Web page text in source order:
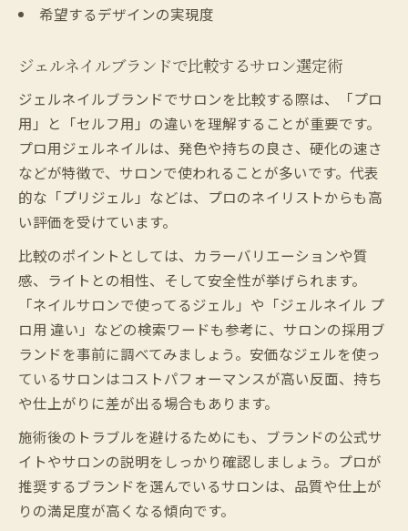
希望するデザインの実現度
ジェルネイルブランドで比較するサロン選定術
ジェルネイルブランドでサロンを比較する際は、「プロ
用」と「セルフ用」の違いを理解することが重要です。
プロ用ジェルネイルは、発色や持ちの良さ、硬化の速さ
などが特徴で、サロンで使われることが多いです。代表
的な「プリジェル」などは、プロのネイリストからも高
い評価を受けています。
比較のポイントとしては、カラーバリエーションや質
感、ライトとの相性、そして安全性が挙げられます。
「ネイルサロンで使ってるジェル」や「ジェルネイル プ
ロ用 違い」などの検索ワードも参考に、サロンの採用ブ
ランドを事前に調べてみましょう。安価なジェルを使っ
ているサロンはコストパフォーマンスが高い反面、持ち
や仕上がりに差が出る場合もあります。
施術後のトラブルを避けるためにも、ブランドの公式サ
イトやサロンの説明をしっかり確認しましょう。プロが
推奨するブランドを選んでいるサロンは、品質や仕上が
りの満足度が高くなる傾向です。